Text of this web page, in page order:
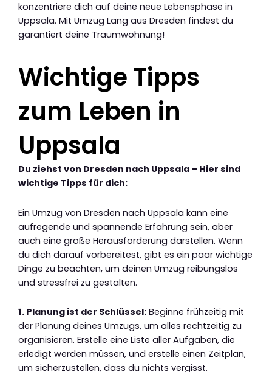
konzentriere dich auf deine neue Lebensphase in
Uppsala. Mit Umzug Lang aus Dresden findest du
garantiert deine Traumwohnung!
Wichtige Tipps
zum Leben in
Uppsala
Du ziehst von Dresden nach Uppsala – Hier sind
wichtige Tipps für dich:
Ein Umzug von Dresden nach Uppsala kann eine
aufregende und spannende Erfahrung sein, aber
auch eine große Herausforderung darstellen. Wenn
du dich darauf vorbereitest, gibt es ein paar wichtige
Dinge zu beachten, um deinen Umzug reibungslos
und stressfrei zu gestalten.
1. Planung ist der Schlüssel: Beginne frühzeitig mit
der Planung deines Umzugs, um alles rechtzeitig zu
organisieren. Erstelle eine Liste aller Aufgaben, die
erledigt werden müssen, und erstelle einen Zeitplan,
um sicherzustellen, dass du nichts vergisst.